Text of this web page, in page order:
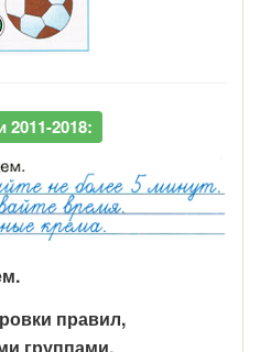
2011-2018:
правил,